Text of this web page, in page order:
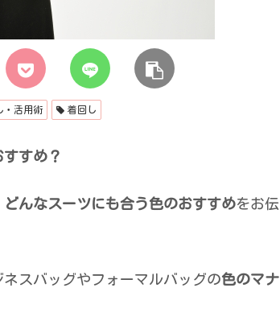
・活用術 着回し
すめ？
どんなスーツにも合う色のおすすめをお伝
ネスバッグやフォーマルバッグの色のマナ